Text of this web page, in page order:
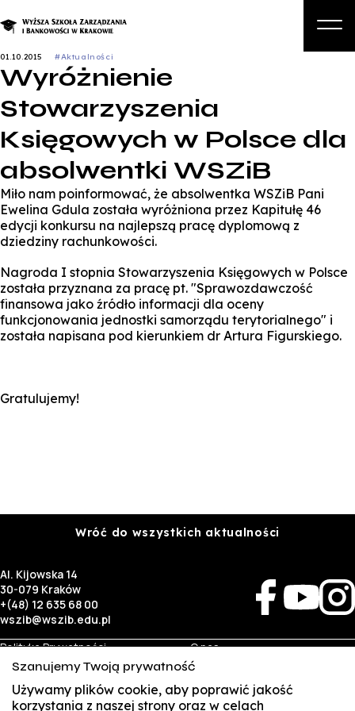
Studia podyplomowe i kursy
Student
Zapisz się na studia
01.10.2015 #Aktualności
Wyróżnienie
Stowarzyszenia
Księgowych w Polsce dla
absolwentki WSZiB
Miło nam poinformować, że absolwentka WSZiB Pani
Ewelina Gdula została wyróżniona przez Kapitułę 46
edycji konkursu na najlepszą pracę dyplomową z
dziedziny rachunkowości.
Nagroda I stopnia Stowarzyszenia Księgowych w Polsce
została przyznana za pracę pt. "Sprawozdawczość
finansowa jako źródło informacji dla oceny
funkcjonowania jednostki samorządu terytorialnego" i
została napisana pod kierunkiem dr Artura Figurskiego.
Gratulujemy!
Wróć do wszystkich aktualności
Al. Kijowska 14
30-079 Kraków
+(48) 12 635 68 00
wszib@wszib.edu.pl
Polityka Prywatności
RODO
Identyfikacja wizualna
O nas
Rekrutacja
Studia
Kontakt
Szanujemy Twoją prywatność
Używamy plików cookie, aby poprawić jakość
korzystania z naszej strony oraz w celach